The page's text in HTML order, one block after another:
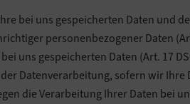
bei uns gespeicherten Daten und
personenbezogener Daten
uns gespeicherten Daten (Art. 17
Datenverarbeitung, sofern wir
die Verarbeitung Ihrer Daten bei